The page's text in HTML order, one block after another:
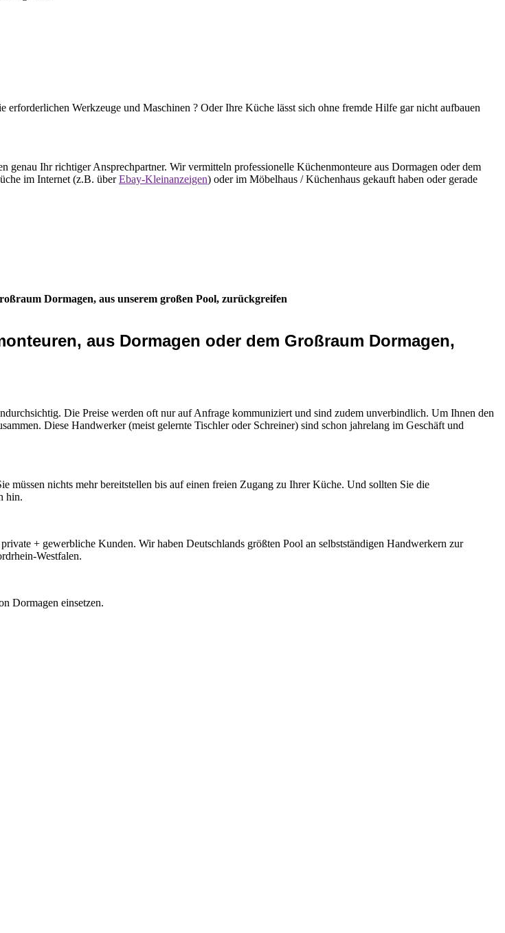
erforderlichen Werkzeuge und Maschinen ? Oder Ihre Küche lässt sich ohne fremde Hilfe gar nicht aufbauen
Ihr richtiger Ansprechpartner. Wir vermitteln professionelle Küchenmonteure aus Dormagen oder dem
im Internet (z.B. überEbay-Kleinanzeigen) oder im Möbelhaus / Küchenhaus gekauft haben oder gerade
Dormagen, aus unserem großen Pool, zurückgreifen
aus Dormagen oder dem Großraum Dormagen,
Die Preise werden oft nur auf Anfrage kommuniziert und sind zudem unverbindlich. Um Ihnen den
Diese Handwerker (meist gelernte Tischler oder Schreiner) sind schon jahrelang im Geschäft und
müssen nichts mehr bereitstellen bis auf einen freien Zugang zu Ihrer Küche. Und sollten Sie die
hin.
+ gewerbliche Kunden. Wir haben Deutschlands größten Pool an selbstständigen Handwerkern zur
Westfalen.
Dormagen einsetzen.